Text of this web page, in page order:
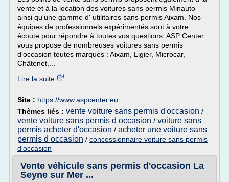
vente et à la location des voitures sans permis Minauto
ainsi qu'une gamme d' utilitaires sans permis Aixam. Nos
équipes de professionnels expérimentés sont à votre
écoute pour répondre à toutes vos questions. ASP Center
vous propose de nombreuses voitures sans permis
d'occasion toutes marques : Aixam, Ligier, Microcar,
Châtenet,...
Lire la suite
Site : https://www.aspcenter.eu
Thèmes liés : vente voiture sans permis d'occasion /
vente voiture sans permis d occasion / voiture sans
permis acheter d'occasion / acheter une voiture sans
permis d occasion / concessionnaire voiture sans permis
d'occasion
Vente véhicule sans permis d'occasion La
Seyne sur Mer ...